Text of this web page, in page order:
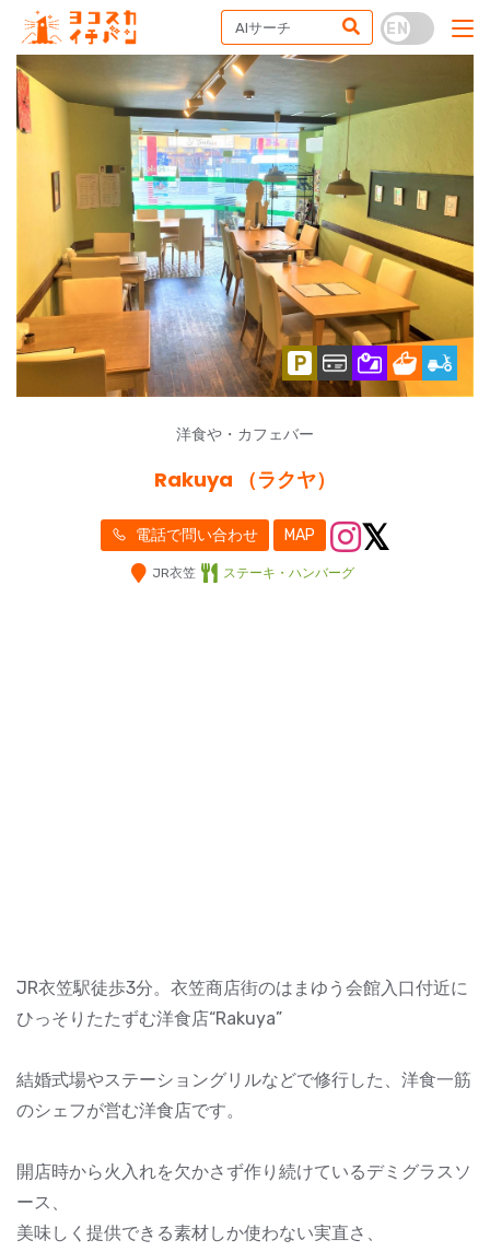
洋食や・カフェバー
Rakuya （ラクヤ）
電話で問い合わせ MAP
JR衣笠 ステーキ・ハンバーグ
JR衣笠駅徒歩3分。衣笠商店街のはまゆう会館入口付近に
ひっそりたたずむ洋食店“Rakuya”
結婚式場やステーショングリルなどで修行した、洋食一筋
のシェフが営む洋食店です。
開店時から火入れを欠かさず作り続けているデミグラスソ
ース、
美味しく提供できる素材しか使わない実直さ、